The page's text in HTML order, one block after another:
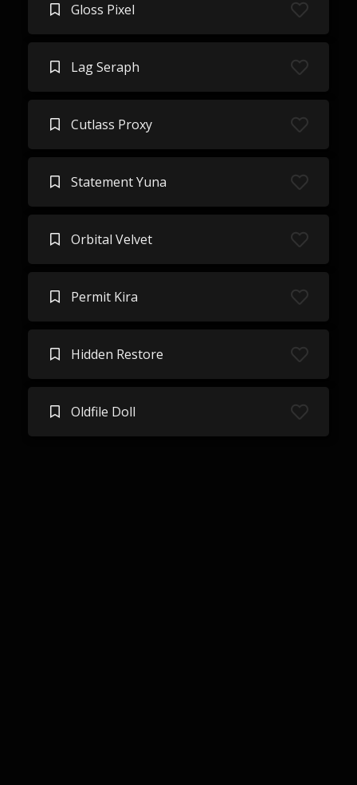
Gloss Pixel
Lag Seraph
Cutlass Proxy
Statement Yuna
Orbital Velvet
Permit Kira
Hidden Restore
Oldfile Doll